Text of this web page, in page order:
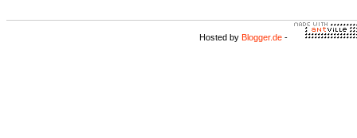
Hosted by Blogger.de -